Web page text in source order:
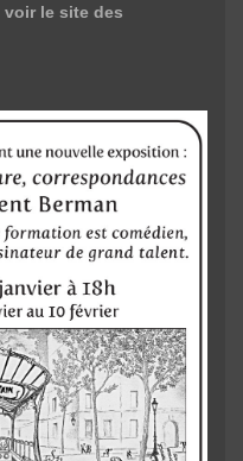
voir le site des